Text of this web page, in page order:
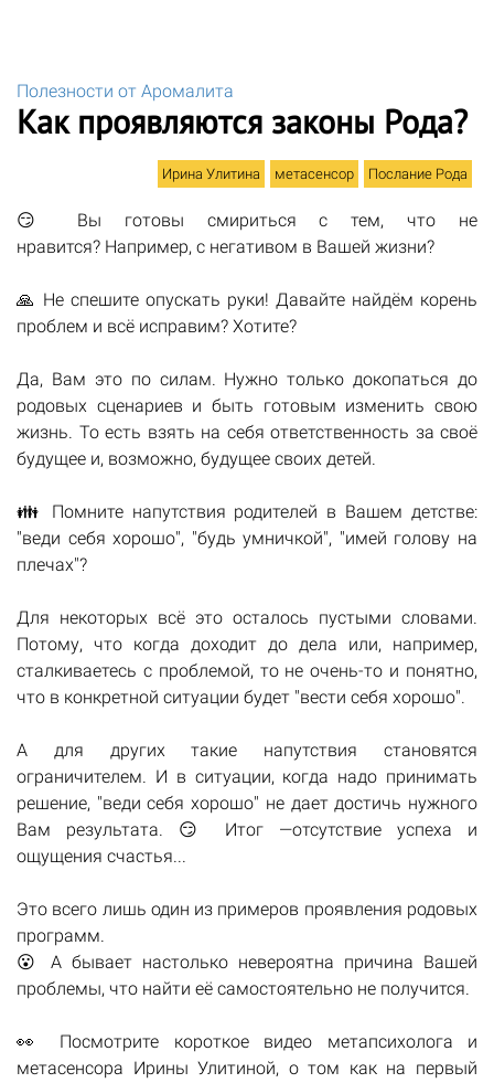
Полезности от Аромалита
Как проявляются законы Рода?
Ирина Улитина метасенсор Послание Рода
😏 Вы готовы смириться с тем, что не
нравится? Например, с негативом в Вашей жизни?
🙏 Не спешите опускать руки! Давайте найдём корень
проблем и всё исправим? Хотите?
Да, Вам это по силам. Нужно только докопаться до
родовых сценариев и быть готовым изменить свою
жизнь. То есть взять на себя ответственность за своё
будущее и, возможно, будущее своих детей.
👪 Помните напутствия родителей в Вашем детстве:
"веди себя хорошо", "будь умничкой", "имей голову на
плечах"?
Для некоторых всё это осталось пустыми словами.
Потому, что когда доходит до дела или, например,
сталкиваетесь с проблемой, то не очень-то и понятно,
что в конкретной ситуации будет "вести себя хорошо".
А для других такие напутствия становятся
ограничителем. И в ситуации, когда надо принимать
решение, "веди себя хорошо" не дает достичь нужного
Вам результата. 😏 Итог —отсутствие успеха и
ощущения счастья...
Это всего лишь один из примеров проявления родовых
программ.
😮 А бывает настолько невероятна причина Вашей
проблемы, что найти её самостоятельно не получится.
👀 Посмотрите короткое видео метапсихолога и
метасенсора Ирины Улитиной, о том как на первый